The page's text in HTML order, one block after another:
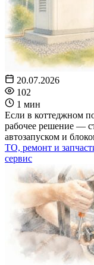
20.07.2026
102
1 мин
Если в коттеджном
рабочее решение —
автозапуском и
ТО, ремонт и
сервис